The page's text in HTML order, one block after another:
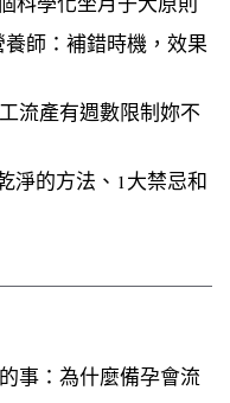
師：補錯時機，效果
流產有週數限制妳不
淨的方法、1大禁忌和
事：為什麼備孕會流